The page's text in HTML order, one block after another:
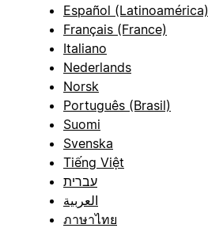
Español (Latinoamérica)
Français (France)
Italiano
Nederlands
Norsk
Português (Brasil)
Suomi
Svenska
Tiếng Việt
עברית
العربية
ภาษาไทย